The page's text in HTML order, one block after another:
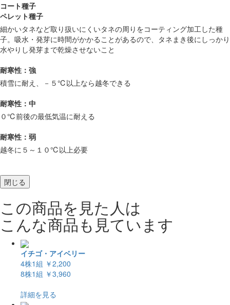
コート種子
ペレット種子
細かいタネなど取り扱いにくいタネの周りをコーティング加工した種
子。吸水・発芽に時間がかかることがあるので、タネまき後にしっかり
水やりし発芽まで乾燥させないこと
耐寒性：強
積雪に耐え、－５℃以上なら越冬できる
耐寒性：中
０℃前後の最低気温に耐える
耐寒性：弱
越冬に５～１０℃以上必要
閉じる
この商品を見た人は
こんな商品も見ています
イチゴ・アイベリー
4株1組 ￥2,200
8株1組 ￥3,960
詳細を見る